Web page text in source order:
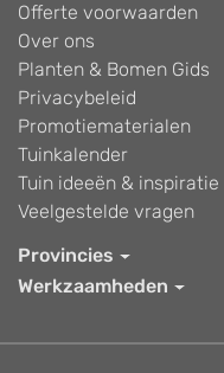
Offerte voorwaarden
Over ons
Planten & Bomen Gids
Privacybeleid
Promotiematerialen
Tuinkalender
Tuin ideeën & inspiratie
Veelgestelde vragen
Provincies
Werkzaamheden